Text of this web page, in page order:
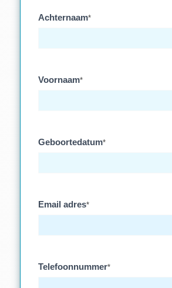
Achternaam*
Voornaam*
Geboortedatum*
Email adres*
Telefoonnummer*